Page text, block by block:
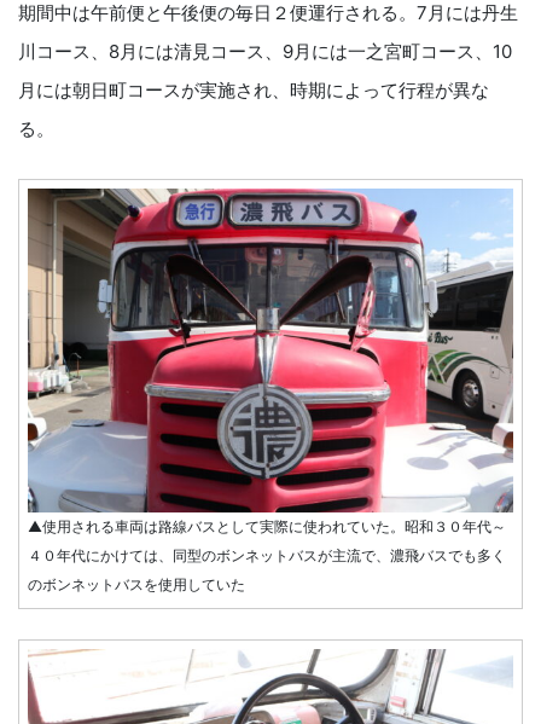
期間中は午前便と午後便の毎日２便運行される。7月には丹生
川コース、8月には清見コース、9月には一之宮町コース、10
月には朝日町コースが実施され、時期によって行程が異な
る。
▲使用される車両は路線バスとして実際に使われていた。昭和３０年代～
４０年代にかけては、同型のボンネットバスが主流で、濃飛バスでも多く
のボンネットバスを使用していた